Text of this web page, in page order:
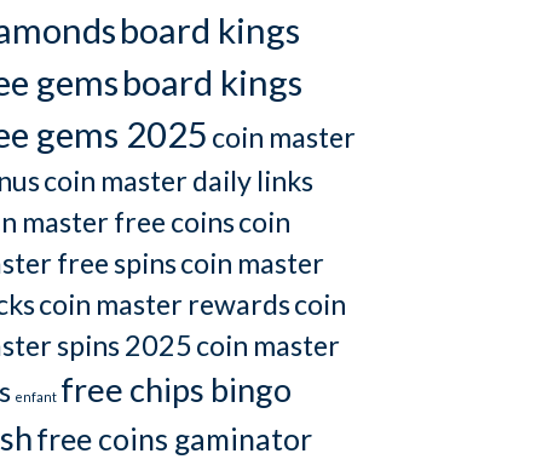
board kings
gemsboard kings
gems 2025 coin master
coin master daily links
master free coinscoin
free spinscoin master
coin master rewardscoin
spins 2025coin master
enfant free chips bingo
free coins gaminator